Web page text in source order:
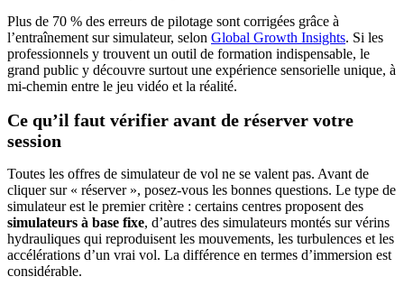
Plus de 70 % des erreurs de pilotage sont corrigées grâce à
l’entraînement sur simulateur, selon Global Growth Insights. Si les
professionnels y trouvent un outil de formation indispensable, le
grand public y découvre surtout une expérience sensorielle unique, à
mi-chemin entre le jeu vidéo et la réalité.
Ce qu’il faut vérifier avant de réserver votre
session
Toutes les offres de simulateur de vol ne se valent pas. Avant de
cliquer sur « réserver », posez-vous les bonnes questions. Le type de
simulateur est le premier critère : certains centres proposent des
simulateurs à base fixe, d’autres des simulateurs montés sur vérins
hydrauliques qui reproduisent les mouvements, les turbulences et les
accélérations d’un vrai vol. La différence en termes d’immersion est
considérable.